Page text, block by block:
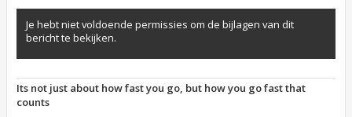
Je hebt niet voldoende permissies om de bijlagen van dit
bericht te bekijken.
Its not just about how fast you go, but how you go fast that
counts